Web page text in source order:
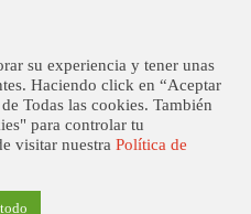
su experiencia y tener unas
Haciendo click en “Aceptar
Todas las cookies. También
para controlar tu
visitar nuestra Política de